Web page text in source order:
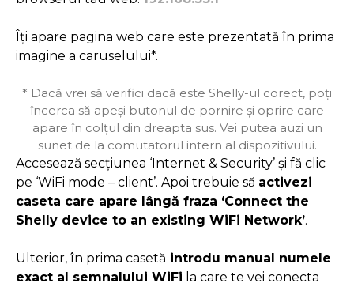
Îți apare pagina web care este prezentată în prima
imagine a caruselului*.
* Dacă vrei să verifici dacă este Shelly-ul corect, poți
încerca să apeși butonul de pornire și oprire care
apare în colțul din dreapta sus. Vei putea auzi un
sunet de la comutatorul intern al dispozitivului.
Accesează secțiunea ‘Internet & Security’ și fă clic
pe ‘WiFi mode – client’. Apoi trebuie să activezi
caseta care apare lângă fraza ‘Connect the
Shelly device to an existing WiFi Network’.
Ulterior, în prima casetă introdu manual numele
exact al semnalului WiFi la care te vei conecta